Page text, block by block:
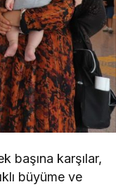
başına karşılar,
büyüme ve